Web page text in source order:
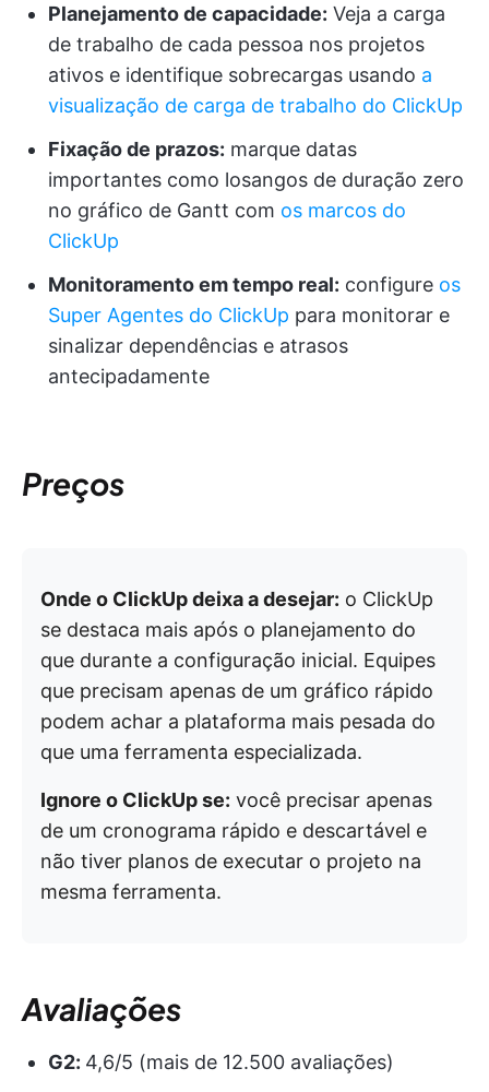
Planejamento de capacidade: Veja a carga
de trabalho de cada pessoa nos projetos
ativos e identifique sobrecargas usando a
visualização de carga de trabalho do ClickUp
Fixação de prazos: marque datas
importantes como losangos de duração zero
no gráfico de Gantt com os marcos do
ClickUp
Monitoramento em tempo real: configure os
Super Agentes do ClickUp para monitorar e
sinalizar dependências e atrasos
antecipadamente
Preços
Onde o ClickUp deixa a desejar: o ClickUp
se destaca mais após o planejamento do
que durante a configuração inicial. Equipes
que precisam apenas de um gráfico rápido
podem achar a plataforma mais pesada do
que uma ferramenta especializada.
Ignore o ClickUp se: você precisar apenas
de um cronograma rápido e descartável e
não tiver planos de executar o projeto na
mesma ferramenta.
Avaliações
G2: 4,6/5 (mais de 12.500 avaliações)